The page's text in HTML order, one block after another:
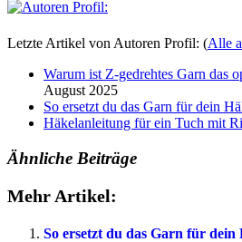
Letzte Artikel von Autoren Profil: (Alle
Warum ist Z-gedrehtes Garn das
August 2025
So ersetzt du das Garn für dein
Häkelanleitung für ein Tuch mit
Ähnliche Beiträge
Mehr Artikel:
So ersetzt du das Garn für